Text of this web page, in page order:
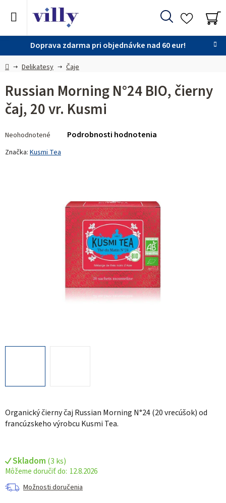
Doprava zdarma pri objednávke nad 60 eur!
Hľadať
DomovDelikatesy Čaje
Organický čierny čaj Russian Morning N°24 (20 vrecúšok) od
francúzskeho výrobcu Kusmi Tea.
Skladom (3 ks)
12.8.2026
Možnosti doručenia
Russian Morning N°24 BIO, čierny
čaj, 20 vr. Kusmi
hodnotenie
produktu
Neohodnotené Podrobnosti hodnotenia
Značka: Kusmi Tea